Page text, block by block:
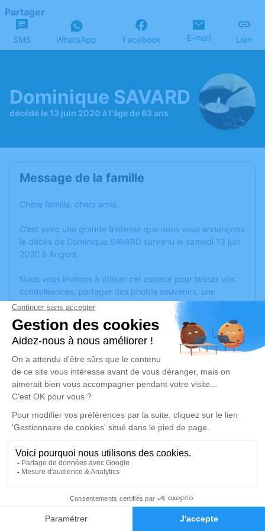
Faire-part Hommages
Partager
SMS WhatsApp Facebook E-mail Lien
Dominique SAVARD
décédé le 13 juin 2020 à l'âge de 63 ans
Message de la famille
Chère famille, chers amis,
C’est avec une grande tristesse que nous vous annonçons
le décès de Dominique SAVARD survenu le samedi 13 juin
2020 à Angers.
Nous vous invitons à utiliser cet espace pour laisser vos
condoléances, partager des photos souvenirs, une
anecdote ou exprimer vos pensées à travers des poèmes
ou des textes. Cet endroit est un lieu d'expression dédié à
honorer la mémoire de Dominique SAVARD.
Un service de plantation d’arbre hommage estdisponible
jeudi 18 juin 2020 à 15h30
Crématorium de Montreuil-Juigné
Avenue des Poiriers